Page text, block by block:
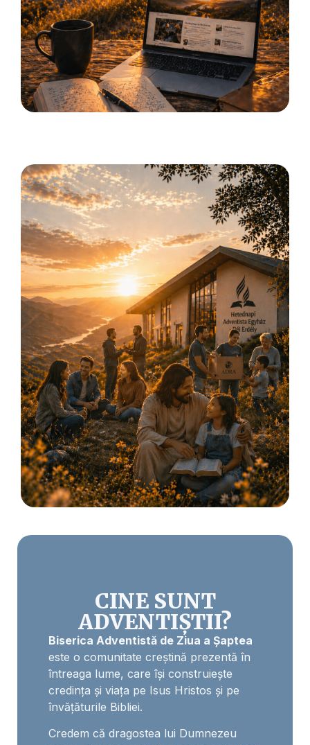
CINE SUNT
ADVENTIȘTII?
Biserica Adventistă de Ziua a Șaptea
este o comunitate creștină prezentă în
întreaga lume, care își construiește
credința și viața pe Isus Hristos și pe
învățăturile Bibliei.
Credem că dragostea lui Dumnezeu